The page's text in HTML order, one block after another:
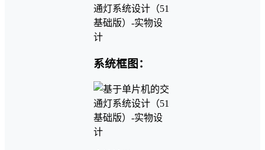
系统框图：